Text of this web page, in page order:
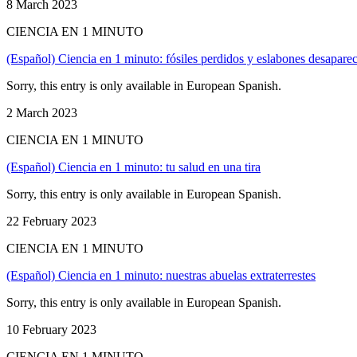
8 March 2023
CIENCIA EN 1 MINUTO
(Español) Ciencia en 1 minuto: fósiles perdidos y eslabones
Sorry, this entry is only available in European Spanish.
2 March 2023
CIENCIA EN 1 MINUTO
(Español) Ciencia en 1 minuto: tu salud en una tira
Sorry, this entry is only available in European Spanish.
22 February 2023
CIENCIA EN 1 MINUTO
(Español) Ciencia en 1 minuto: nuestras abuelas extraterrestes
Sorry, this entry is only available in European Spanish.
10 February 2023